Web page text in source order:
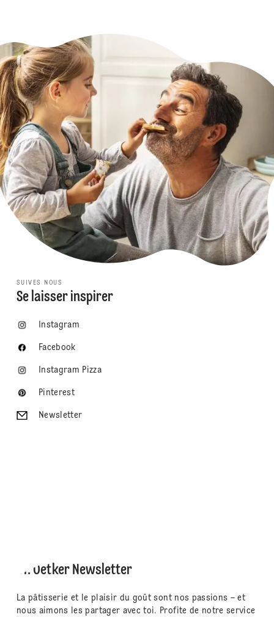
SUIVES NOUS
Se laisser inspirer
Instagram
Facebook
Instagram Pizza
Pinterest
Newsletter
Dr. Oetker Newsletter
La pâtisserie et le plaisir du goût sont nos passions – et
nous aimons les partager avec toi. Profite de notre service